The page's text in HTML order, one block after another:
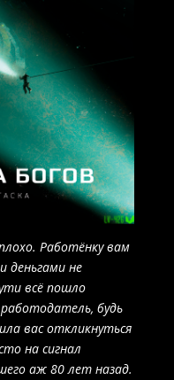
Работёнку вам
деньгами не
всё пошло
будь
вас откликнуться
на сигнал
аж 80 лет назад.